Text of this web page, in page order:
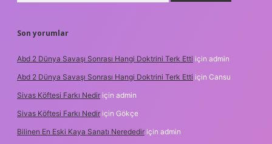
Son yorumlar
Abd 2 Dünya Savaşı Sonrası Hangi Doktrini Terk Etti için admin
Abd 2 Dünya Savaşı Sonrası Hangi Doktrini Terk Etti için Cansu
Sivas Köftesi Farkı Nedir için admin
Sivas Köftesi Farkı Nedir için Gökçe
Bilinen En Eski Kaya Sanatı Nerededir için admin